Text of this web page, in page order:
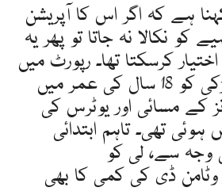
ہے کہ اگر اس کا آپریشن
کو نکالا نہ جاتا تو پھر یہ
کرسکتا تھا۔ رپورٹ میں
بتایا گیا ہے کہ لڑکی کو 18 سال کی عمر میں
کے مسائی اور یوٹرس کی
تھی۔ تاہم ابتدائی
سے، لی کو
وٹامن ڈی کی کمی کا بھی